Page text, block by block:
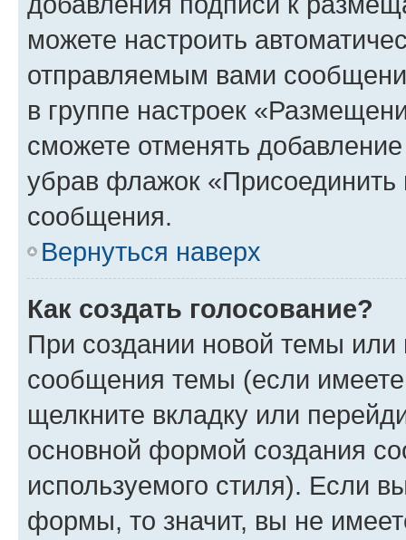
можете настроить
отправляемым вами
в группе настроек
сможете отменять
убрав флажок
сообщения.
Вернуться наверх
Как создать голосование?
При создании новой темы или
сообщения темы (если
щелкните вкладку или
основной формой создания
используемого стиля). Если
формы, то значит, вы не